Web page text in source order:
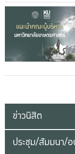
ข่าวนิสิต
ประชุม/สัมมนา/